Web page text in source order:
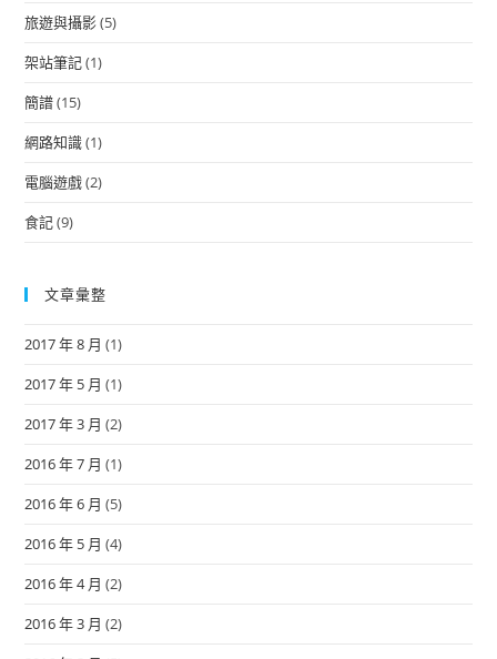
旅遊與攝影(5)
架站筆記(1)
簡譜(15)
網路知識(1)
電腦遊戲(2)
食記(9)
文章彙整
2017 年 8 月 (1)
2017 年 5 月 (1)
2017 年 3 月 (2)
2016 年 7 月 (1)
2016 年 6 月 (5)
2016 年 5 月 (4)
2016 年 4 月 (2)
2016 年 3 月 (2)